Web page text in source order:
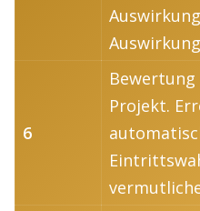
6
Bewertung
Projekt.